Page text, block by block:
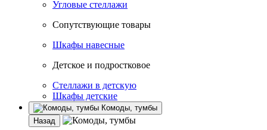
Угловые стеллажи
Сопутствующие товары
Шкафы навесные
Детское и подростковое
Стеллажи в детскую
Шкафы детские
Комоды, тумбы
Назад